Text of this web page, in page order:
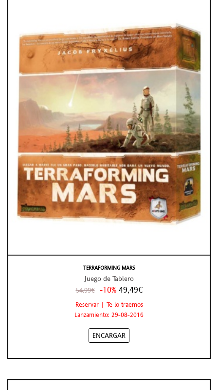
TERRAFORMING MARS
Juego de Tablero
54,99€ -10% 49,49€
Reservar | Te lo traemos
Lanzamiento: 29-08-2016
ENCARGAR